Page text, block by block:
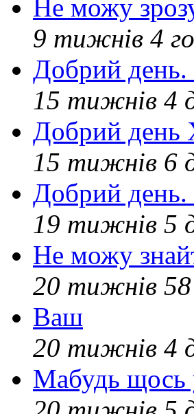
Не можу
9 тижнів 4
Добрий
15 тижнів 4
Добрий день
15 тижнів 6
Добрий
19 тижнів 5
Не можу
20 тижнів 58
Ваш
20 тижнів 4
Мабудь щось